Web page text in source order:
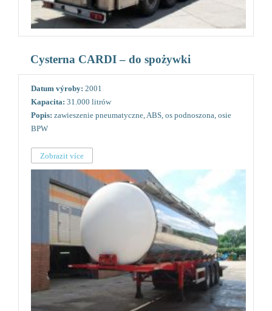
Cysterna CARDI – do spożywki
Datum výroby: 2001
Kapacita: 31.000 litrów
Popis: zawieszenie pneumatyczne, ABS, os podnoszona, osie
BPW
Zobrazit více